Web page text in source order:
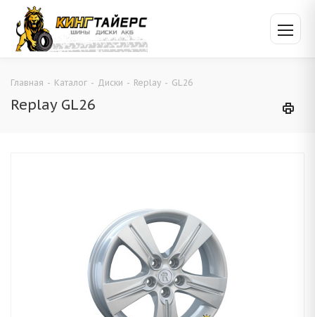
Главная - Каталог - Диски - Replay - GL26
Replay GL26